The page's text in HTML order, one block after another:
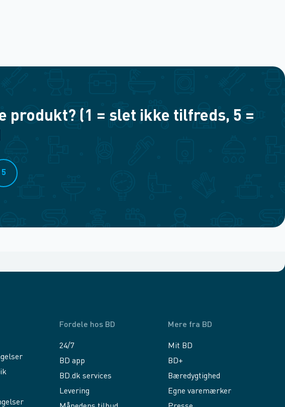
produkt? (1 = slet ikke tilfreds, 5 =
5
Fordele hos BD
24/7
BD app
BD.dk services
Levering
Mere fra BD
Mit BD
BD+
Bæredygtighed
Egne varemærker